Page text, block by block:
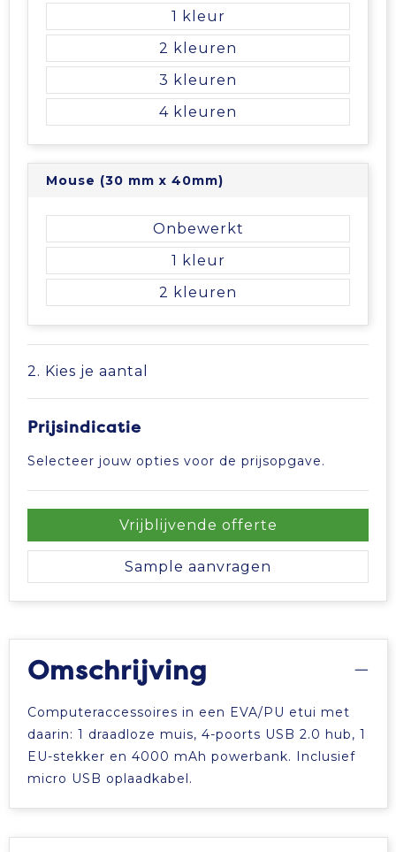
1
2
3
4
Mouse (30 mm x 40mm)
Onbewerkt
1
2
2. Kies je aantal
Prijsindicatie
Selecteer jouw opties voor de prijsopgave.
Vrijblijvende offerte
Sample aanvragen
Omschrijving
Computeraccessoires in een EVA/PU etui met
daarin: 1 draadloze muis, 4-poorts USB 2.0 hub, 1
EU-stekker en 4000 mAh powerbank. Inclusief
micro USB oplaadkabel.